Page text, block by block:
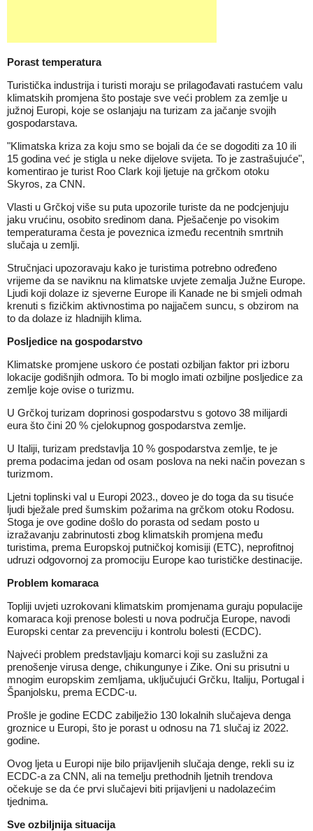
Porast temperatura
Turistička industrija i turisti moraju se prilagođavati rastućem valu
klimatskih promjena što postaje sve veći problem za zemlje u
južnoj Europi, koje se oslanjaju na turizam za jačanje svojih
gospodarstava.
"Klimatska kriza za koju smo se bojali da će se dogoditi za 10 ili
15 godina već je stigla u neke dijelove svijeta. To je zastrašujuće",
komentirao je turist Roo Clark koji ljetuje na grčkom otoku
Skyros, za CNN.
Vlasti u Grčkoj više su puta upozorile turiste da ne podcjenjuju
jaku vrućinu, osobito sredinom dana. Pješačenje po visokim
temperaturama česta je poveznica između recentnih smrtnih
slučaja u zemlji.
Stručnjaci upozoravaju kako je turistima potrebno određeno
vrijeme da se naviknu na klimatske uvjete zemalja Južne Europe.
Ljudi koji dolaze iz sjeverne Europe ili Kanade ne bi smjeli odmah
krenuti s fizičkim aktivnostima po najjačem suncu, s obzirom na
to da dolaze iz hladnijih klima.
Posljedice na gospodarstvo
Klimatske promjene uskoro će postati ozbiljan faktor pri izboru
lokacije godišnjih odmora. To bi moglo imati ozbiljne posljedice za
zemlje koje ovise o turizmu.
U Grčkoj turizam doprinosi gospodarstvu s gotovo 38 milijardi
eura što čini 20 % cjelokupnog gospodarstva zemlje.
U Italiji, turizam predstavlja 10 % gospodarstva zemlje, te je
prema podacima jedan od osam poslova na neki način povezan s
turizmom.
Ljetni toplinski val u Europi 2023., doveo je do toga da su tisuće
ljudi bježale pred šumskim požarima na grčkom otoku Rodosu.
Stoga je ove godine došlo do porasta od sedam posto u
izražavanju zabrinutosti zbog klimatskih promjena među
turistima, prema Europskoj putničkoj komisiji (ETC), neprofitnoj
udruzi odgovornoj za promociju Europe kao turističke destinacije.
Problem komaraca
Topliji uvjeti uzrokovani klimatskim promjenama guraju populacije
komaraca koji prenose bolesti u nova područja Europe, navodi
Europski centar za prevenciju i kontrolu bolesti (ECDC).
Najveći problem predstavljaju komarci koji su zaslužni za
prenošenje virusa denge, chikungunye i Zike. Oni su prisutni u
mnogim europskim zemljama, uključujući Grčku, Italiju, Portugal i
Španjolsku, prema ECDC-u.
Prošle je godine ECDC zabilježio 130 lokalnih slučajeva denga
groznice u Europi, što je porast u odnosu na 71 slučaj iz 2022.
godine.
Ovog ljeta u Europi nije bilo prijavljenih slučaja denge, rekli su iz
ECDC-a za CNN, ali na temelju prethodnih ljetnih trendova
očekuje se da će prvi slučajevi biti prijavljeni u nadolazećim
tjednima.
Sve ozbiljnija situacija